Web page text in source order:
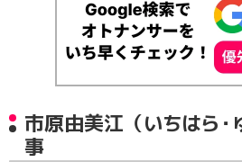
市原由美江（いちはら
事